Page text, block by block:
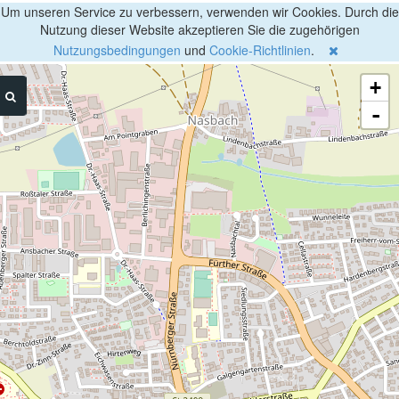
Um unseren Service zu verbessern, verwenden wir Cookies. Durch die
Nutzung dieser Website akzeptieren Sie die zugehörigen
Nutzungsbedingungen und Cookie-Richtlinien.
+
-